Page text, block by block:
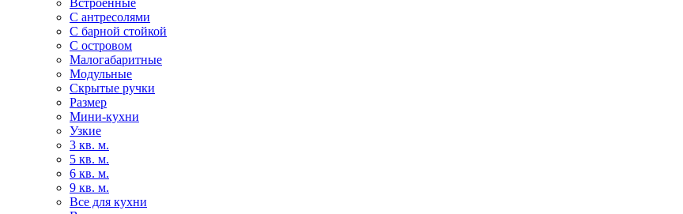
С антресолями
С барной стойкой
С островом
Малогабаритные
Модульные
Скрытые ручки
Размер
Мини-кухни
Узкие
3 кв. м.
5 кв. м.
6 кв. м.
9 кв. м.
Все для кухни